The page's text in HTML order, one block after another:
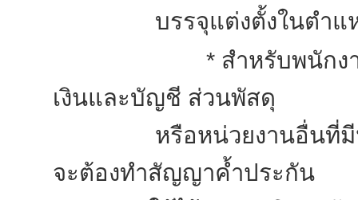
บรรจุแต่งตั้งในตำแห
* สำหรับพนักงานที่บรร
เงินและบัญชี ส่วนพัสดุ
หรือหน่วยงานอื่นที่มีหน้า
จะต้องทำสัญญาค้ำประกัน